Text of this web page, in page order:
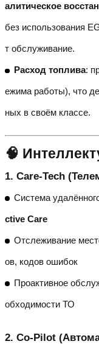
алитическое
без использования
т обслуживание.
Расход топлива:
ежима работы), что
ных в своём классе.
🧠
1. Care-Tech
Система
ctive Care
Отслеживание
ов, кодов ошибок
Проактивное
обходимости ТО
2. Co-Pilot